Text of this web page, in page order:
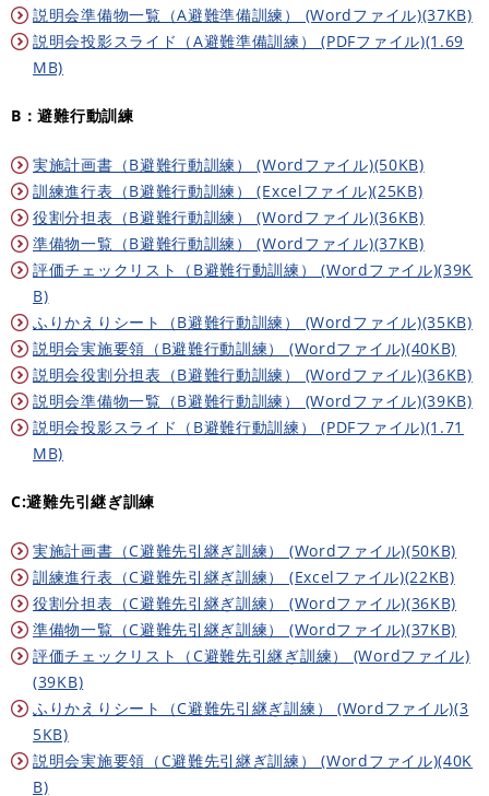
説明会準備物一覧（A避難準備訓練） (Wordファイル)(37KB)
説明会投影スライド（A避難準備訓練） (PDFファイル)(1.69
MB)
B：避難行動訓練
実施計画書（B避難行動訓練） (Wordファイル)(50KB)
訓練進行表（B避難行動訓練） (Excelファイル)(25KB)
役割分担表（B避難行動訓練） (Wordファイル)(36KB)
準備物一覧（B避難行動訓練） (Wordファイル)(37KB)
評価チェックリスト（B避難行動訓練） (Wordファイル)(39K
B)
ふりかえりシート（B避難行動訓練） (Wordファイル)(35KB)
説明会実施要領（B避難行動訓練） (Wordファイル)(40KB)
説明会役割分担表（B避難行動訓練） (Wordファイル)(36KB)
説明会準備物一覧（B避難行動訓練） (Wordファイル)(39KB)
説明会投影スライド（B避難行動訓練） (PDFファイル)(1.71
MB)
C:避難先引継ぎ訓練
実施計画書（C避難先引継ぎ訓練） (Wordファイル)(50KB)
訓練進行表（C避難先引継ぎ訓練） (Excelファイル)(22KB)
役割分担表（C避難先引継ぎ訓練） (Wordファイル)(36KB)
準備物一覧（C避難先引継ぎ訓練） (Wordファイル)(37KB)
評価チェックリスト（C避難先引継ぎ訓練） (Wordファイル)
(39KB)
ふりかえりシート（C避難先引継ぎ訓練） (Wordファイル)(3
5KB)
説明会実施要領（C避難先引継ぎ訓練） (Wordファイル)(40K
B)